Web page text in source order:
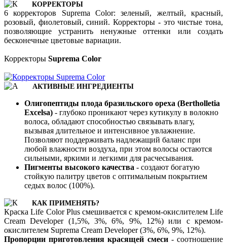
КОРРЕКТОРЫ
6 корректоров Suprema Color: зеленый, желтый, красный,
розовый, фиолетовый, синий. Корректоры - это чистые тона,
позволяющие устранить ненужные оттенки или создать
бесконечные цветовые вариации.
Корректоры Suprema Color
АКТИВНЫЕ ИНГРЕДИЕНТЫ
Олигопептиды плода бразильского ореха (Bertholletia
Excelsa) - глубоко проникают через кутикулу в волокно
волоса, обладают способностью связывать влагу,
вызывая длительное и интенсивное увлажнение.
Позволяют поддерживать надлежащий баланс при
любой влажности воздуха, при этом волосы остаются
сильными, яркими и легкими для расчесывания.
Пигменты высокого качества - создают богатую
стойкую палитру цветов с оптимальным покрытием
седых волос (100%).
КАК ПРИМЕНЯТЬ?
Краска Life Color Plus смешивается с кремом-окислителем Life
Cream Developer (1,5%, 3%, 6%, 9%, 12%) или с кремом-
окислителем Suprema Cream Developer (3%, 6%, 9%, 12%).
Пропорции приготовления красящей смеси- соотношение